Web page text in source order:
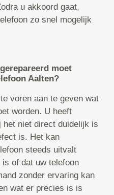
u akkoord gaat,
zo snel mogelijk
moet
Aalten?
voren aan te geven wat
worden. U heeft
niet direct duidelijk is
is. Het kan
steeds uitvalt
of dat uw telefoon
zonder ervaring kan
wat er precies is is